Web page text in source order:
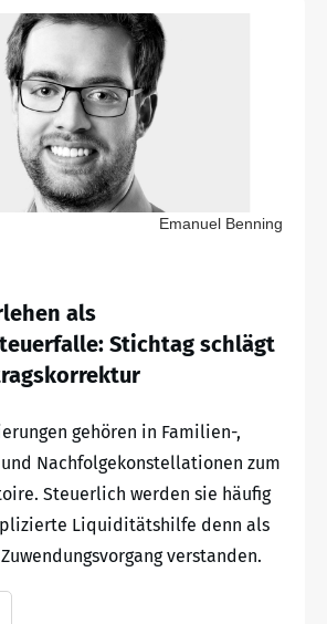
Emanuel Benning
als
Stichtag schlägt
gehören in Familien-,
Nachfolgekonstellationen zum
Steuerlich werden sie häufig
Liquiditätshilfe denn als
verstanden.